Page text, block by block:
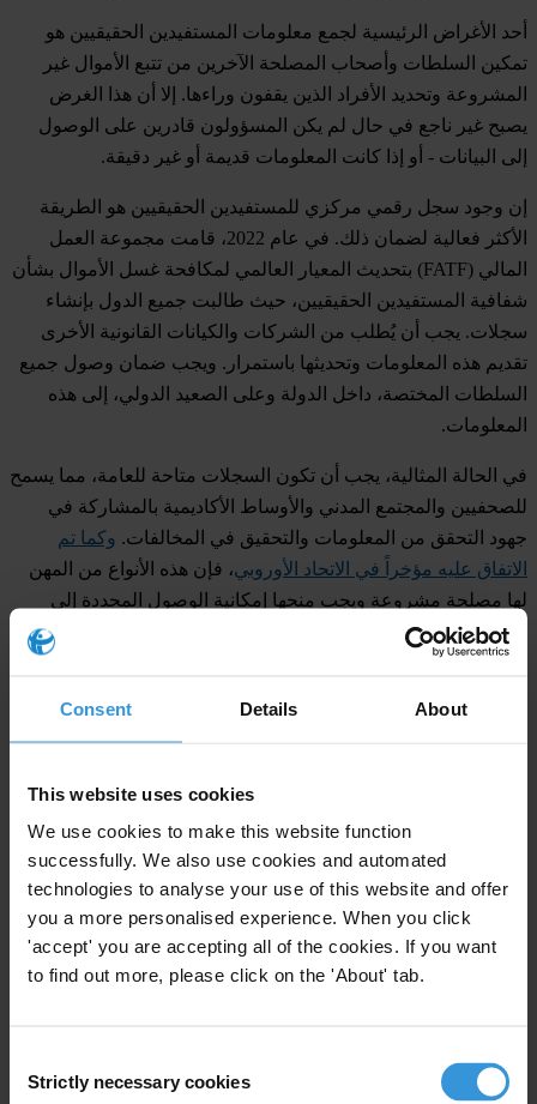
Consent Details About
This website uses cookies
We use cookies to make this website function
successfully. We also use cookies and automated
technologies to analyse your use of this website and offer
you a more personalised experience. When you click
'accept' you are accepting all of the cookies. If you want
to find out more, please click on the 'About' tab.
Selection
Strictly necessary cookies
أحد الأغراض الرئيسية لجمع معلومات المستفيدين الحقيقيين هو
تمكين السلطات وأصحاب المصلحة الآخرين من تتبع الأموال غير
المشروعة وتحديد الأفراد الذين يقفون وراءها. إلا أن هذا الغرض
يصبح غير ناجع في حال لم يكن المسؤولون قادرين على الوصول
إلى البيانات - أو إذا كانت المعلومات قديمة أو غير دقيقة.
إن وجود سجل رقمي مركزي للمستفيدين الحقيقيين هو الطريقة
الأكثر فعالية لضمان ذلك. في عام 2022، قامت مجموعة العمل
المالي (FATF) بتحديث المعيار العالمي لمكافحة غسل الأموال بشأن
شفافية المستفيدين الحقيقيين، حيث طالبت جميع الدول بإنشاء
سجلات. يجب أن يُطلب من الشركات والكيانات القانونية الأخرى
تقديم هذه المعلومات وتحديثها باستمرار. ويجب ضمان وصول جميع
السلطات المختصة، داخل الدولة وعلى الصعيد الدولي، إلى هذه
المعلومات.
في الحالة المثالية، يجب أن تكون السجلات متاحة للعامة، مما يسمح
للصحفيين والمجتمع المدني والأوساط الأكاديمية بالمشاركة في
جهود التحقق من المعلومات والتحقيق في المخالفات. وكما تم
الاتفاق عليه مؤخراً في الاتحاد الأوروبي، فإن هذه الأنواع من المهن
لها مصلحة مشروعة ويجب منحها إمكانية الوصول المحددة إلى
جانب السلطات المعنية.
الجزائر والمغرب وتونس هي الدول الوحيدة التي تحدد بوضوح
الجهات التي يحق لها الوصول إلى سجلاتهما، مما يضمن حصولها على
مركزية، مما يعني جمع جميع البيانات في مكان واحد. وتذهب
الجزائر إلى أبعد من ذلك بمنحها حق الوصول العام وتحديد إطار
زمني للاستجابة السريعة للسلطات. في دول أخرى، يكون الوضع
أقل وضوحاً: مصر وليبيا والأردن تسمح "للجهات المختصة"
بالوصول، ولكنها لا تحددها، مما قد يهدد قدرتها على الحصول على
المعلومات بسرعة. أما في لبنان، فإن النظام اللامركزي يعني
من حيث جودة المعلومات، تتصدر الجزائر والمغرب مجدداً المشهدَ